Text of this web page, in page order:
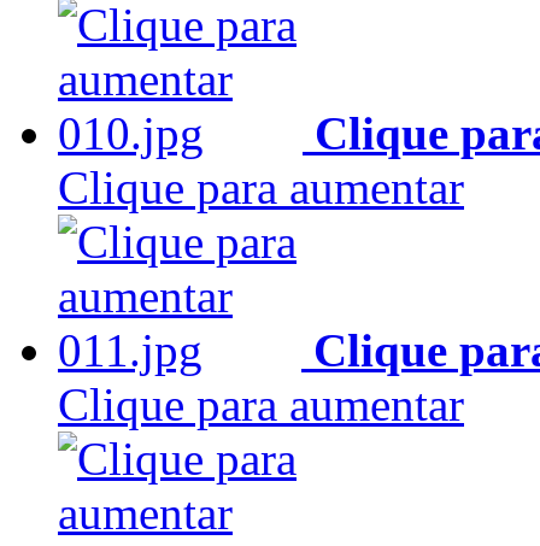
Clique
Clique para aumentar
Clique
Clique para aumentar